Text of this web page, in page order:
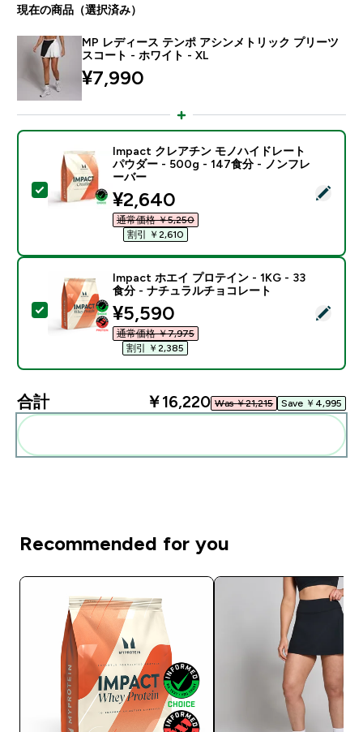
現在の商品（選択済み）
MP レディース テンポ アシンメトリック プリーツ
スコート - ホワイト - XL
¥7,990‎
この商品を選択 - Impact クレアチン モノハイドレ
Impact クレアチン モノハイドレート
パウダー - 500g - 147食分 - ノンフレ
ーバー
discounted price
¥2,640‎
通常価格 ￥5,250‎
割引 ￥2,610‎
この商品を選択 - Impact ホエイ プロテイン - 1KG -
Impact ホエイ プロテイン - 1KG - 33
食分 - ナチュラルチョコレート
discounted price
¥5,590‎
通常価格 ￥7,975‎
割引 ￥2,385‎
合計 ￥16,220‎ Was ￥21,215‎ Save ￥4,995‎
Recommended for you